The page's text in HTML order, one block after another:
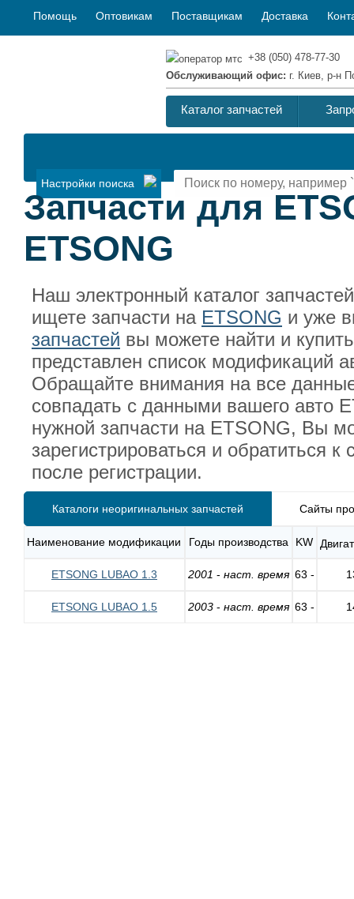
Помощь Оптовикам Поставщикам Доставка
+38 (050) 478-77-30
Обслуживающий офис: г. Киев, р-н
Каталог запчастей
Настройки поиска
Запчасти для
ETSONG
Наш электронный каталог
ищете запчасти на ETSONG и уже
запчастей вы можете найти и
представлен список модификаций
Обращайте внимания на все
совпадать с данными вашего авто
нужной запчасти на ETSONG, Вы
зарегистрироваться и обратиться
после регистрации.
Каталоги неоригинальных запчастей Сайты
Наименование модификации Годы производства KW
ETSONG LUBAO 1.3 2001 - наст. время 63 -
ETSONG LUBAO 1.5 2003 - наст. время 63 -